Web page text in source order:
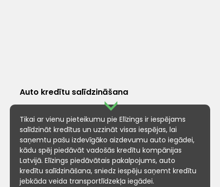
Auto kredītu salīdzināšana
Tikai ar vienu pieteikumu pie Elīzings ir iespējams
salīdzināt kredītus un uzzināt visas iespējas, lai
saņemtu pašu izdevīgāko aizdevumu auto iegādei,
kādu spēj piedāvāt vadošās kredītu kompānijas
Latvijā. Elīzings piedāvātais pakalpojums, auto
kredītu salīdzināšana, sniedz iespēju saņemt kredītu
jebkāda veida transportlīdzekļa iegādei.